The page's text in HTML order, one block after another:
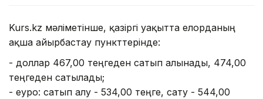
Kurs.kz мәліметінше, қазіргі уақытта елорданың
ақша айырбастау пункттерінде:
- доллар 467,00 теңгеден сатып алынады, 474,00
теңгеден сатылады;
- еуро: сатып алу - 534,00 теңге, сату - 544,00